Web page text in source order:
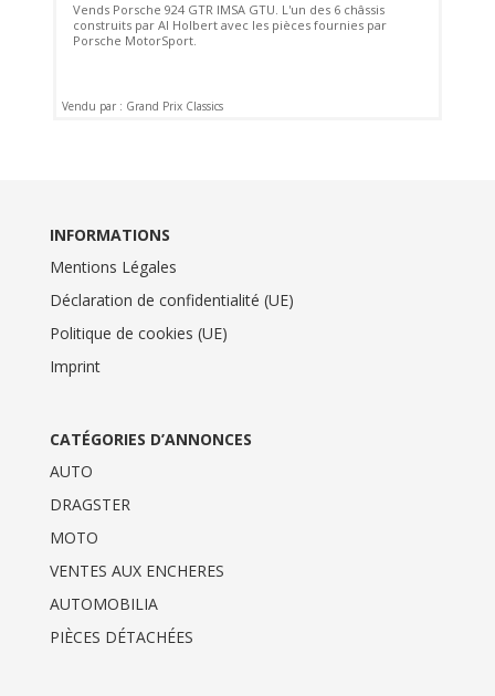
Vends Porsche 924 GTR IMSA GTU. L'un des 6 châssis
construits par Al Holbert avec les pièces fournies par
Porsche MotorSport.
Vendu par : Grand Prix Classics
INFORMATIONS
Mentions Légales
Déclaration de confidentialité (UE)
Politique de cookies (UE)
Imprint
CATÉGORIES D’ANNONCES
AUTO
DRAGSTER
MOTO
VENTES AUX ENCHERES
AUTOMOBILIA
PIÈCES DÉTACHÉES